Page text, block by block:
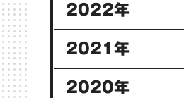
2022年
2021年
2020年